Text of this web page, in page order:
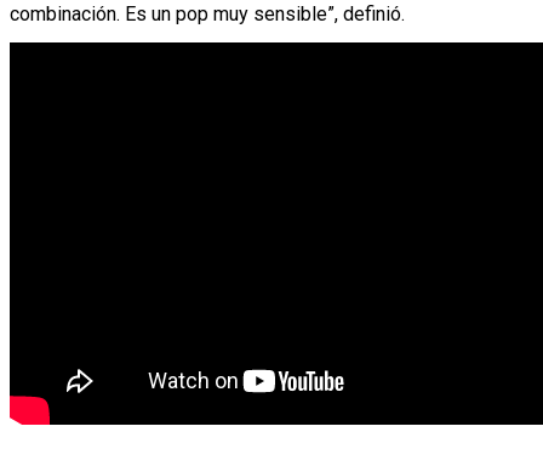
combinación. Es un pop muy sensible”, definió.